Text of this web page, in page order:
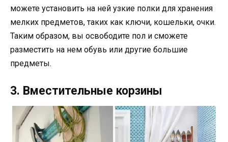
можете установить на ней узкие полки для хранения
мелких предметов, таких как ключи, кошельки, очки.
Таким образом, вы освободите пол и сможете
разместить на нем обувь или другие большие
предметы.
3. Вместительные корзины